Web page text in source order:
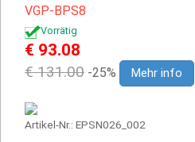
VGP-BPS8
Vorrätig
€ 93.08
€ 131.00 -25% Mehr info
Artikel-Nr.: EPSN026_002